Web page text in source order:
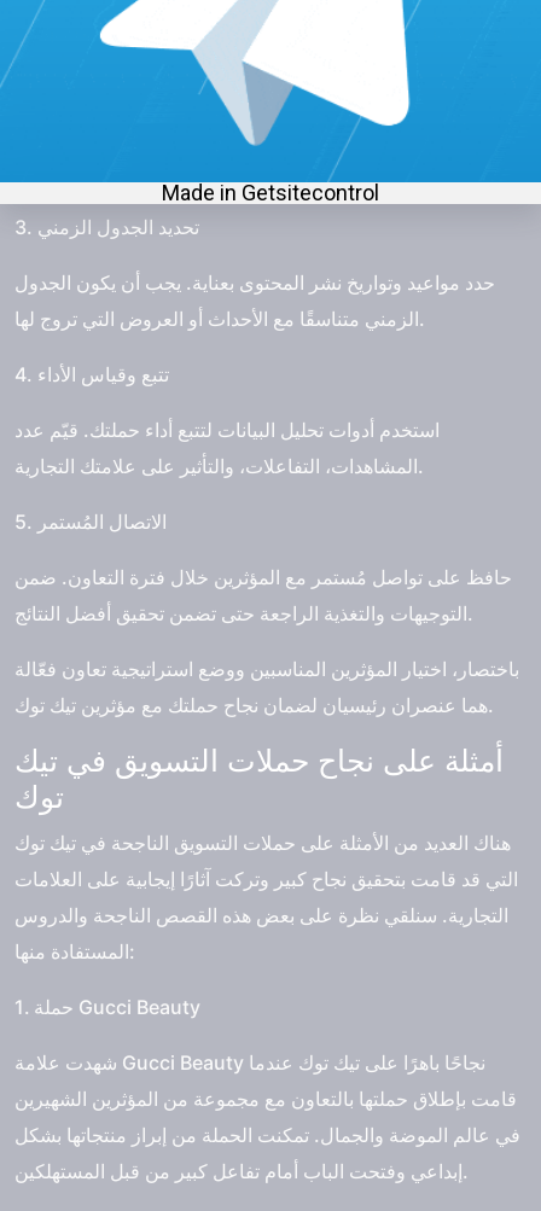
2. إنشاء محتوى مُشترك
تعاون مع المؤثرين على إنشاء محتوى مشترك يتناسب مع هدفك.
يمكن أن يكون ذلك عبارة عن مقاطع فيديو ترويجية، تحديات، أو أي
3. تحديد الجدول الزمني
حدد مواعيد وتواريخ نشر المحتوى بعناية. يجب أن يكون الجدول
الزمني متناسقًا مع الأحداث أو العروض التي تروج لها.
4. تتبع وقياس الأداء
استخدم أدوات تحليل البيانات لتتبع أداء حملتك. قيّم عدد
المشاهدات، التفاعلات، والتأثير على علامتك التجارية.
5. الاتصال المُستمر
حافظ على تواصل مُستمر مع المؤثرين خلال فترة التعاون. ضمن
التوجيهات والتغذية الراجعة حتى تضمن تحقيق أفضل النتائج.
باختصار، اختيار المؤثرين المناسبين ووضع استراتيجية تعاون فعّالة
هما عنصران رئيسيان لضمان نجاح حملتك مع مؤثرين تيك توك.
أمثلة على نجاح حملات التسويق في تيك
توك
هناك العديد من الأمثلة على حملات التسويق الناجحة في تيك توك
التي قد قامت بتحقيق نجاح كبير وتركت آثارًا إيجابية على العلامات
التجارية. سنلقي نظرة على بعض هذه القصص الناجحة والدروس
المستفادة منها:
1. حملة Gucci Beauty
شهدت علامة Gucci Beauty نجاحًا باهرًا على تيك توك عندما
قامت بإطلاق حملتها بالتعاون مع مجموعة من المؤثرين الشهيرين
في عالم الموضة والجمال. تمكنت الحملة من إبراز منتجاتها بشكل
إبداعي وفتحت الباب أمام تفاعل كبير من قبل المستهلكين.